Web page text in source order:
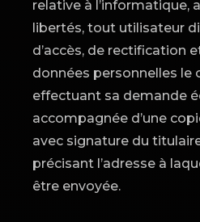
relative à l’informatique,
libertés, tout utilisateur
d’accès, de rectification
données personnelles le
effectuant sa demande
accompagnée d’une
avec signature du
précisant l’adresse à
être envoyée.